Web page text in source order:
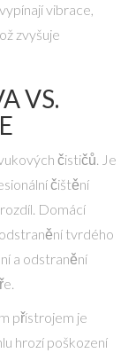
vibrace,
zvyšuje
VS.
čističů. Je
čištění
Domácí
tvrdého
a odstranění
přístrojem je
hrozí poškození